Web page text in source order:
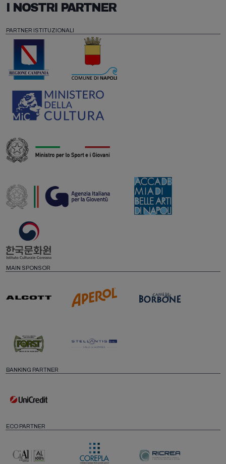
I NOSTRI PARTNER
PARTNER ISTITUZIONALI
MAIN SPONSOR
BANKING PARTNER
ECO PARTNER